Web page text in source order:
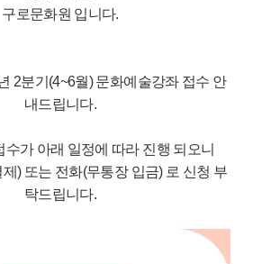
구로문화원 입니다.
2분기(4~6월)문화예술강좌 접수 안
내드립니다.
수가 아래 일정에 따라 진행 되오니
) 또는 전화(무통장 입금) 로 신청 부
탁드립니다.